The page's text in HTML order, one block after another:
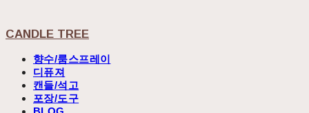
CANDLE TREE
향수/룸스프레이
디퓨져
캔들/석고
포장/도구